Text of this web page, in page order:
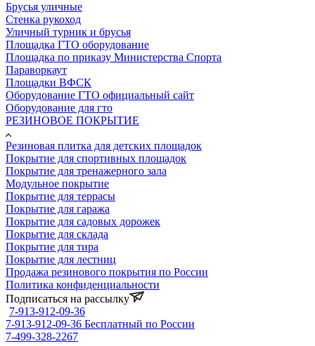
Брусья уличные
Стенка рукоход
Уличный турник и брусья
Площадка ГТО оборудование
Площадка по приказу Министерства Спорта
Параворкаут
Площадки ВФСК
Оборудование ГТО официальный сайт
Оборудование для гто
РЕЗИНОВОЕ ПОКРЫТИЕ
Резиновая плитка для детских площадок
Покрытие для спортивных площадок
Покрытие для тренажерного зала
Модульное покрытие
Покрытие для террасы
Покрытие для гаража
Покрытие для садовых дорожек
Покрытие для склада
Покрытие для тира
Покрытие для лестниц
Продажа резинового покрытия по России
Политика конфиденциальности
Подписаться на рассылку
7-913-912-09-36
7-913-912-09-36 Бесплатный по России
7-499-328-2267